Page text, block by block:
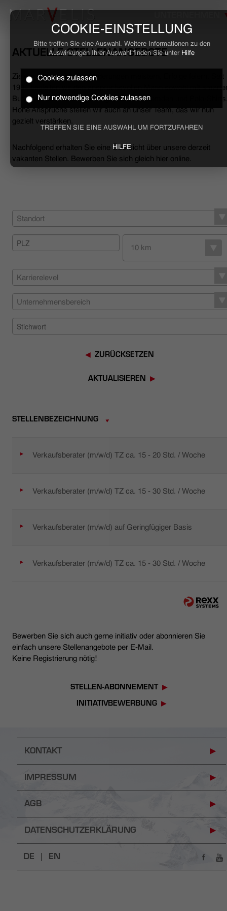
COOKIE-EINSTELLUNG
Bitte treffen Sie eine Auswahl. Weitere Informationen zu den
Auswirkungen Ihrer Auswahl finden Sie unter Hilfe
Cookies zulassen
Nur notwendige Cookies zulassen
TREFFEN SIE EINE AUSWAHL UM FORTZUFAHREN
HILFE
HOME
BUSINESS
UNTERNEHMEN
NACHHALTIGKEIT
HÄNDLERSUCHE
AKTUELLE STELLENANGEBOTE
Ziele erreichen, Herausforderungen meistern, Erfolge feiern. Seit
1994 begleiten wir den anspruchsvollen Mann sowohl mit
Business- als auch mit lässigen Casual-Hemden und Polo-
Hohe Ansprüche stellen wir auch an unser Team, das wir nun
gezielt verstärken.
Nachfolgend erhalten Sie eine Übersicht über unsere derzeit
vakanten Stellen. Bewerben Sie sich gleich hier online.
Standort
10 km
Karrierelevel
Unternehmensbereich
ZURÜCKSETZEN
AKTUALISIEREN
STELLENBEZEICHNUNG
Verkaufsberater (m/w/d) TZ ca. 15 - 20 Std. / Woche
Verkaufsberater (m/w/d) TZ ca. 15 - 30 Std. / Woche
Verkaufsberater (m/w/d) auf Geringfügiger Basis
Verkaufsberater (m/w/d) TZ ca. 15 - 30 Std. / Woche
Bewerben Sie sich auch gerne initiativ oder abonnieren Sie
einfach unsere Stellenangebote per E-Mail.
Keine Registrierung nötig!
STELLEN-ABONNEMENT
INITIATIVBEWERBUNG
KONTAKT
IMPRESSUM
AGB
DATENSCHUTZERKLÄRUNG
DE | EN